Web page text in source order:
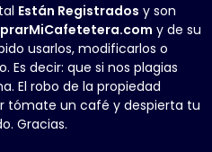
Están Registrados y son
y de su
usarlos, modificarlos o
Es decir: que si nos plagias
El robo de la propiedad
tómate un café y despierta tu
Gracias.